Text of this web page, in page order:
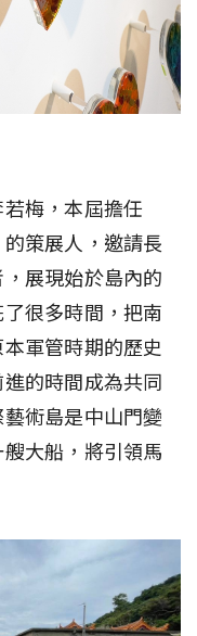
梅，本屆擔任
策展人，邀請長
展現始於島內的
很多時間，把南
軍管時期的歷史
的時間成為共同
術島是中山門變
大船，將引領馬